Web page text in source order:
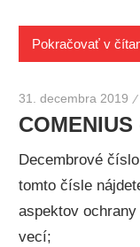
Pokračovať v
31. decembra 2019
Decembrové
tomto čísle
aspektov
vecí;